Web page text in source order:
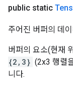
public static
주어진 버퍼의 데
버퍼의 요소(현재
{2,3} (2x3 행렬
니다.